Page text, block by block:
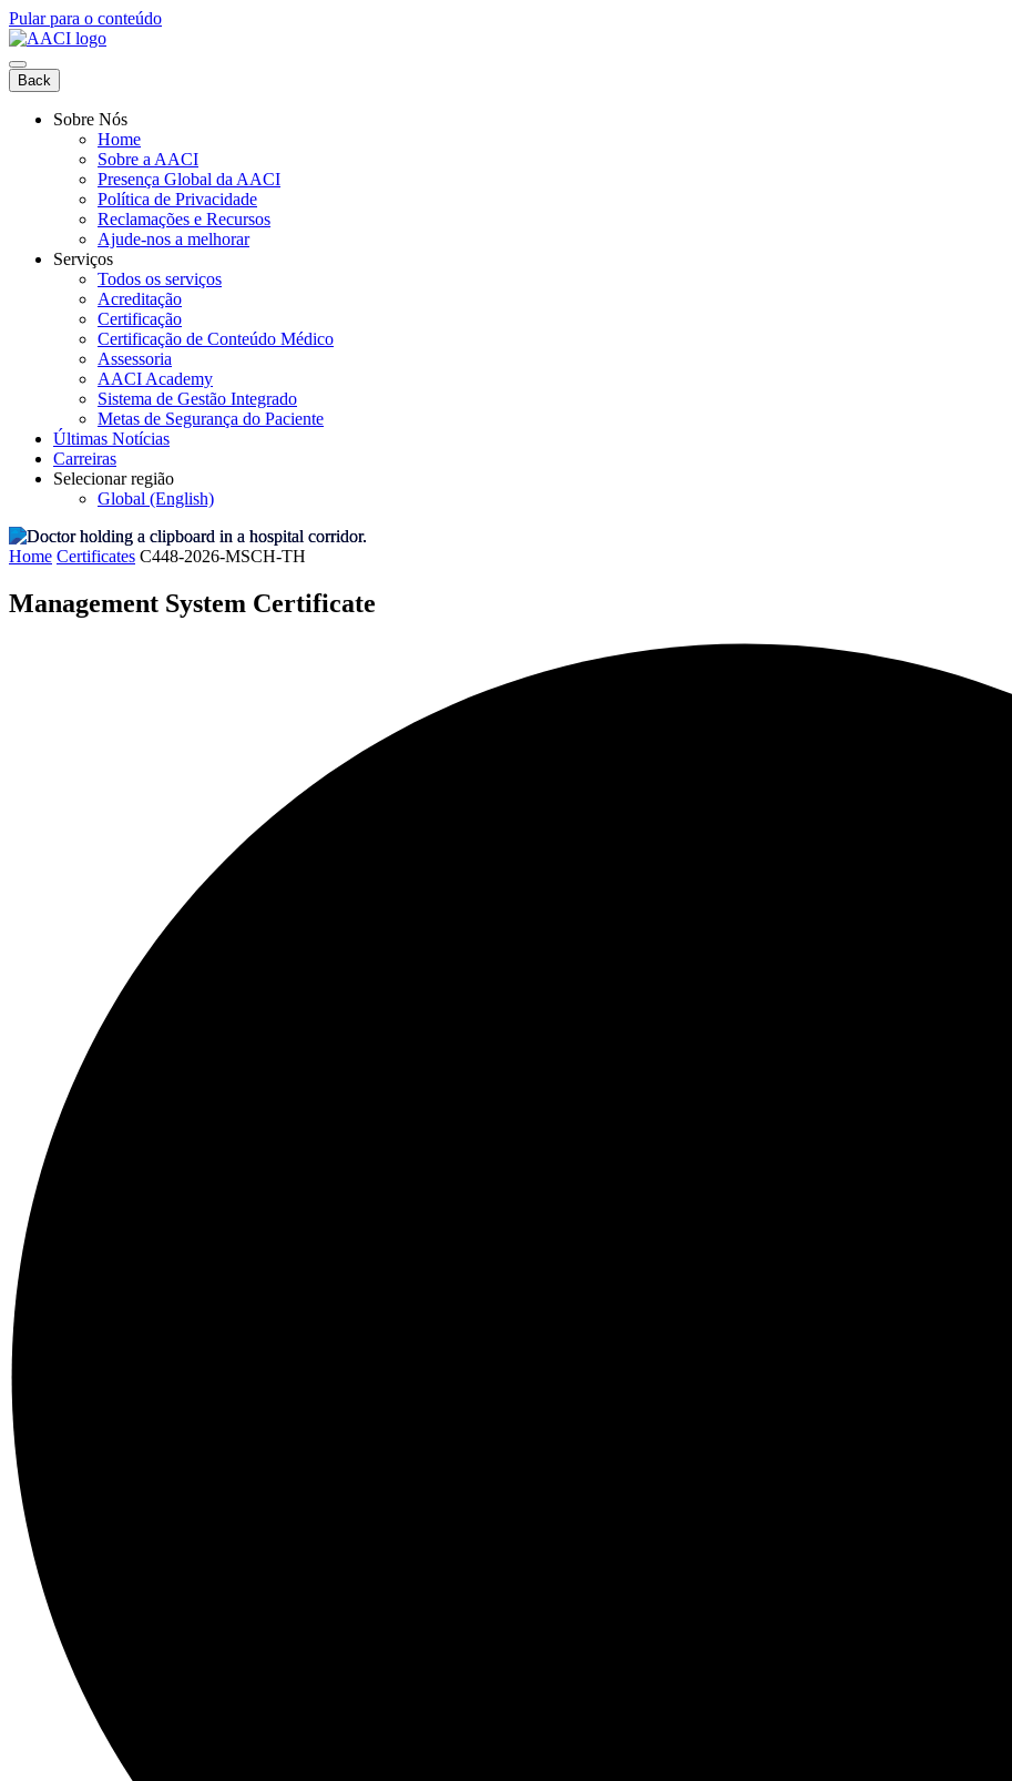
Pular para o conteúdo
Back
Sobre Nós
Home
Sobre a AACI
Presença Global da AACI
Política de Privacidade
Reclamações e Recursos
Ajude-nos a melhorar
Serviços
Todos os serviços
Acreditação
Certificação
Certificação de Conteúdo Médico
Assessoria
AACI Academy
Sistema de Gestão Integrado
Metas de Segurança do Paciente
Últimas Notícias
Carreiras
Selecionar região
Global (English)
Home Certificates C448-2026-MSCH-TH
Management System Certificate